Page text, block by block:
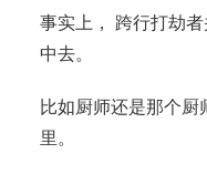
事实上， 跨行打劫
中去。
比如厨师还是那个
里。